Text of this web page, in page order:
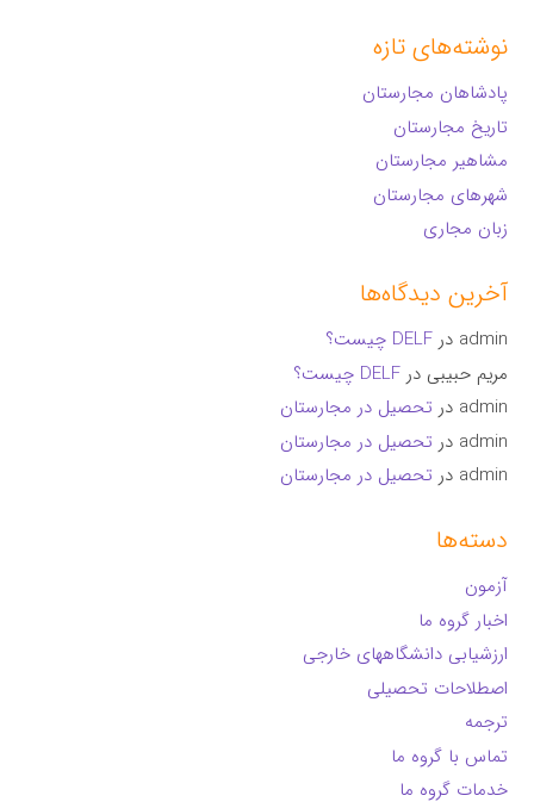
نوشته‌های تازه
پادشاهان مجارستان
تاریخ مجارستان
مشاهیر مجارستان
شهرهای مجارستان
زبان مجاری
آخرین دیدگاه‌ها
admin درDELF چیست؟
مریم حبیبی درDELF چیست؟
admin در تحصیل در مجارستان
admin در تحصیل در مجارستان
admin در تحصیل در مجارستان
دسته‌ها
آزمون
اخبار گروه ما
ارزشیابی دانشگاههای خارجی
اصطلاحات تحصیلی
ترجمه
تماس با گروه ما
خدمات گروه ما